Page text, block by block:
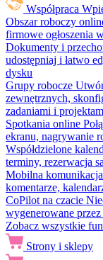
Współpraca
Obszar roboczy
firmowe ogłoszenia
Dokumenty i
udostępniaj i łatwo
dysku
Grupy robocze
zewnętrznych,
zadaniami i
Spotkania online
ekranu, nagrywanie
Współdzielone
terminy, rezerwacja
Mobilna komunikacja
komentarze,
CoPilot na czacie
wygenerowane
Zobacz wszystkie
Strony i sklepy